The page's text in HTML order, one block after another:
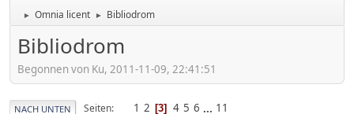
► Omnia licent ► Bibliodrom
Bibliodrom
Begonnen von Ku, 2011-11-09, 22:41:51
NACH UNTEN Seiten 1 2 3 4 5 6 ... 11